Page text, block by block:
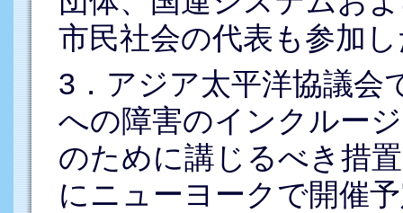
市民社会の代表も参加
3．アジア太平洋協議会
への障害のインクルー
のために講じるべき措
にニューヨークで開催